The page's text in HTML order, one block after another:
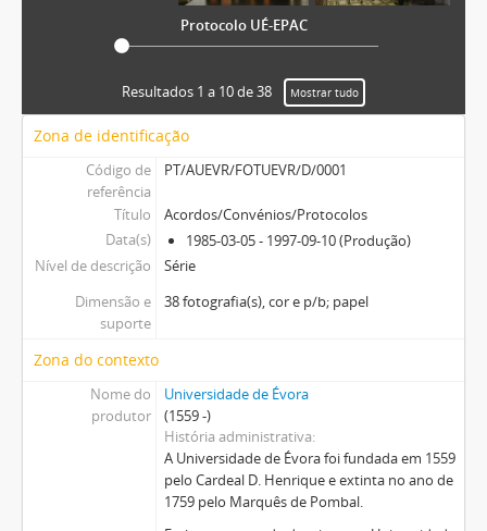
Protocolo UÉ-EPAC
Resultados 1 a 10 de 38 Mostrar tudo
Zona de identificação
Código de
referência
PT/AUEVR/FOTUEVR/D/0001
Título
Acordos/Convénios/Protocolos
Data(s)
1985-03-05 - 1997-09-10 (Produção)
Nível de descrição
Série
Dimensão e
suporte
38 fotografia(s), cor e p/b; papel
Zona do contexto
Nome do
produtor
Universidade de Évora
(1559 -)
História administrativa
A Universidade de Évora foi fundada em 1559
pelo Cardeal D. Henrique e extinta no ano de
1759 pelo Marquês de Pombal.